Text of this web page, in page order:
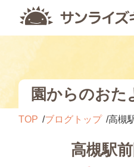
園からのおた
TOP ブログトップ 高槻
高槻駅